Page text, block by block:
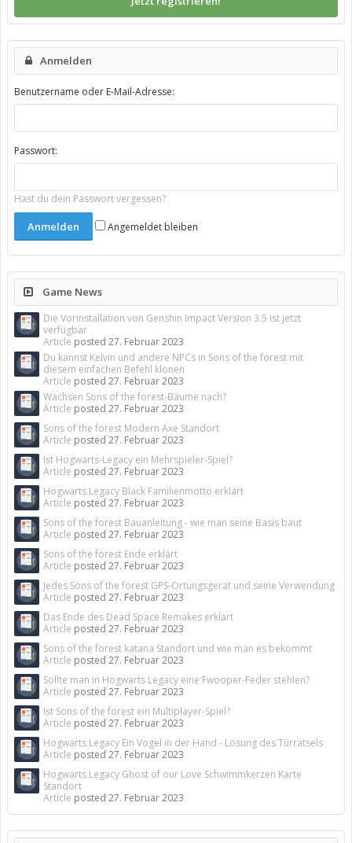
Anmelden
Benutzername oder E-Mail-Adresse:
Passwort:
Hast du dein Passwort vergessen?
Angemeldet bleiben
Game News
Die Vorinstallation von Genshin Impact Version 3.5 ist jetzt
verfügbar
Article posted 27. Februar 2023
Du kannst Kelvin und andere NPCs in Sons of the forest mit
diesem einfachen Befehl klonen
Article posted 27. Februar 2023
Wachsen Sons of the forest-Bäume nach?
Article posted 27. Februar 2023
Sons of the forest Modern Axe Standort
Article posted 27. Februar 2023
Ist Hogwarts-Legacy ein Mehrspieler-Spiel?
Article posted 27. Februar 2023
Hogwarts Legacy Black Familienmotto erklärt
Article posted 27. Februar 2023
Sons of the forest Bauanleitung - wie man seine Basis baut
Article posted 27. Februar 2023
Sons of the forest Ende erklärt
Article posted 27. Februar 2023
Jedes Sons of the forest GPS-Ortungsgerät und seine Verwendung
Article posted 27. Februar 2023
Das Ende des Dead Space Remakes erklärt
Article posted 27. Februar 2023
Sons of the forest katana Standort und wie man es bekommt
Article posted 27. Februar 2023
Sollte man in Hogwarts Legacy eine Fwooper-Feder stehlen?
Article posted 27. Februar 2023
Ist Sons of the forest ein Multiplayer-Spiel?
Article posted 27. Februar 2023
Hogwarts Legacy Ein Vogel in der Hand - Lösung des Türrätsels
Article posted 27. Februar 2023
Hogwarts Legacy Ghost of our Love Schwimmkerzen Karte
Standort
Article posted 27. Februar 2023